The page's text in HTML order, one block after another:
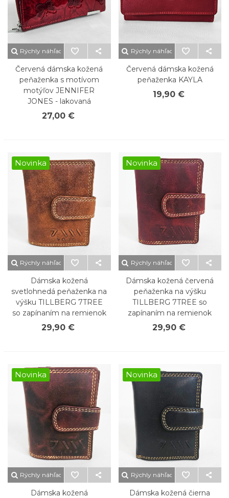
Rýchly náhľad
Červená dámska kožená
peňaženka s motívom
motýľov JENNIFER
JONES - lakovaná
27,00 €
Rýchly náhľad
Červená dámska kožená
peňaženka KAYLA
19,90 €
Novinka
Rýchly náhľad
Dámska kožená
svetlohnedá peňaženka na
výšku TILLBERG 7TREE
so zapínaním na remienok
29,90 €
Novinka
Rýchly náhľad
Dámska kožená červená
peňaženka na výšku
TILLBERG 7TREE so
zapínaním na remienok
29,90 €
Novinka
Rýchly náhľad
Dámska kožená
Novinka
Rýchly náhľad
Dámska kožená čierna